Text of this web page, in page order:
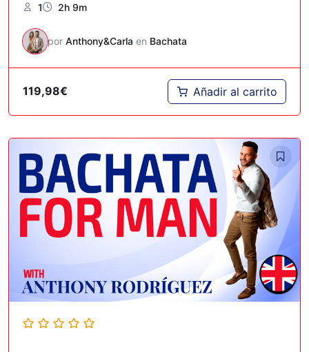
1 2h 9m
por Anthony&Carla en Bachata
119,98€ Añadir al carrito